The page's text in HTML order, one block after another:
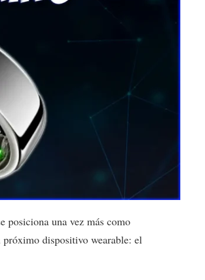
posiciona una vez más como
dispositivo wearable: el